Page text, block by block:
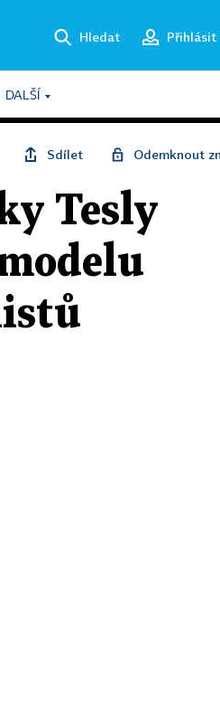
Hledat Přihlásit
DALŠÍ
Sdílet Odemknout
Tesly